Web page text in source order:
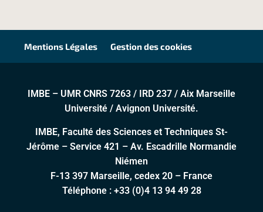
Mentions Légales Gestion des cookies
IMBE – UMR CNRS 7263 / IRD 237 / Aix Marseille
Université / Avignon Université.
IMBE, Faculté des Sciences et Techniques St-
Jérôme – Service 421 – Av. Escadrille Normandie
Niémen
F-13 397 Marseille, cedex 20 – France
Téléphone : +33 (0)4 13 94 49 28